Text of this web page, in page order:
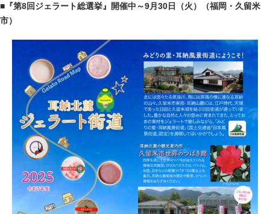
■『第8回ジェラート総選挙』開催中～9月30日（火）（福岡・久留米
市）